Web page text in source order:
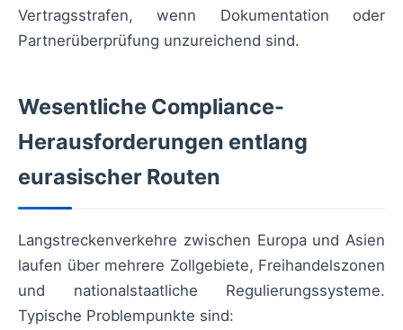
Vertragsstrafen, wenn Dokumentation oder
Partnerüberprüfung unzureichend sind.
Wesentliche Compliance-
Herausforderungen entlang
eurasischer Routen
Langstreckenverkehre zwischen Europa und Asien
laufen über mehrere Zollgebiete, Freihandelszonen
und nationalstaatliche Regulierungssysteme.
Typische Problempunkte sind: